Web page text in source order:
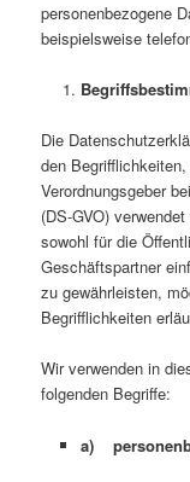
personenbezogene
beispielsweise
Die
den
Verordnungsgeber
(DS-GVO)
sowohl für die
Geschäftspartner
zu gewährleisten,
Begrifflichkeiten
Wir verwenden in
folgenden Begriffe:
a)